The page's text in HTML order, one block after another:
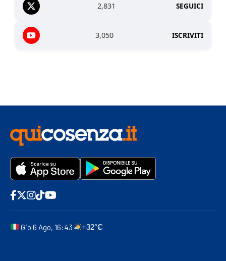
2,831 SEGUICI
3,050 ISCRIVITI
Gio 6 Ago, 16:43 +32°C